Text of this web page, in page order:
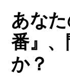
屋
修
一
の
あな
番』
か？